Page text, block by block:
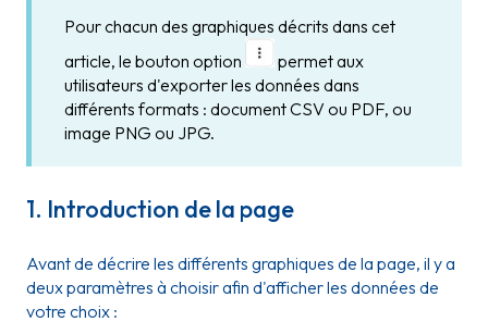
Pour chacun des graphiques décrits dans cet
article, le bouton option
permet aux
utilisateurs d'exporter les données dans
différents formats : document CSV ou PDF, ou
image PNG ou JPG.
1. Introduction de la page
Avant de décrire les différents graphiques de la page, il y a
deux paramètres à choisir afin d'afficher les données de
votre choix :